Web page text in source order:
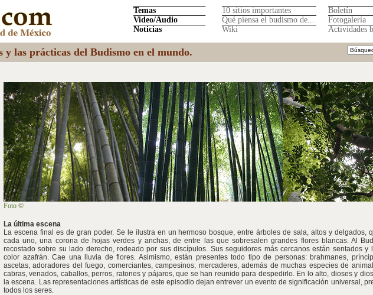
Boletín
Fotogalería
Actividades
10 sitios importantes
Qué piensa el budismo de...
Wiki
Temas
Video/Audio
Noticias
las prácticas del Budismo en el mundo.
Foto ©
La última escena
La escena final es de gran poder. Se le ilustra en un hermoso bosque, entre árboles de sala, altos y delgados,
cada uno, una corona de hojas verdes y anchas, de entre las que sobresalen grandes flores blancas. Al
recostado sobre su lado derecho, rodeado por sus discípulos. Sus seguidores más cercanos están sentados y
color azafrán. Cae una lluvia de flores. Asimismo, están presentes todo tipo de personas: brahmanes,
ascetas, adoradores del fuego, comerciantes, campesinos, mercaderes, además de muchas especies de
cabras, venados, caballos, perros, ratones y pájaros, que se han reunido para despedirlo. En lo alto, dioses y
la escena. Las representaciones artísticas de este episodio dejan entrever un evento de significación universal,
todos los seres.